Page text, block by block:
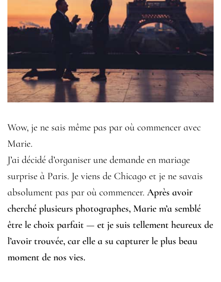
Wow, je ne sais même pas par où commencer avec
Marie.
J’ai décidé d’organiser une demande en mariage
surprise à Paris. Je viens de Chicago et je ne savais
absolument pas par où commencer. Après avoir
cherché plusieurs photographes, Marie m’a semblé
être le choix parfait — et je suis tellement heureux de
l’avoir trouvée, car elle a su capturer le plus beau
moment de nos vies.